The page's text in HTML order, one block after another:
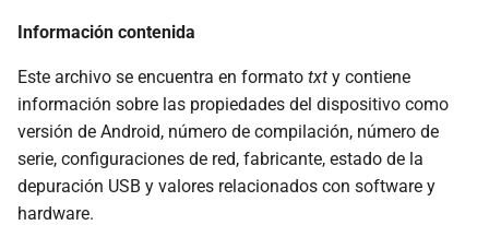
Información contenida
Este archivo se encuentra en formato txt y contiene
información sobre las propiedades del dispositivo como
versión de Android, número de compilación, número de
serie, configuraciones de red, fabricante, estado de la
depuración USB y valores relacionados con software y
hardware.